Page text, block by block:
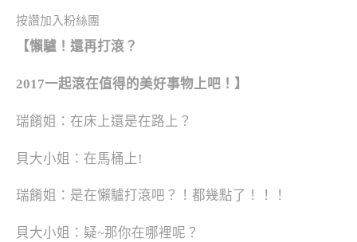
按讚加入粉絲團
【懶驢！還再打滾？
2017一起滾在值得的美好事物上吧！】
瑞餚姐：在床上還是在路上？
貝大小姐：在馬桶上!
瑞餚姐：是在懶驢打滾吧？！都幾點了！！！
貝大小姐：疑~那你在哪裡呢？